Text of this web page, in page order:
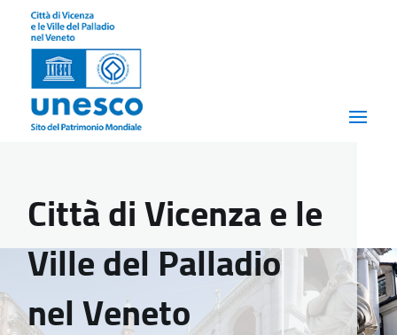
Città di Vicenza e le
Ville del Palladio
nel Veneto